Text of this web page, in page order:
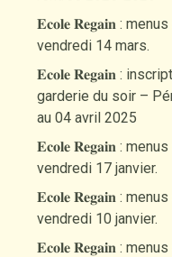
𝐄𝐜𝐨𝐥𝐞 𝐑𝐞𝐠𝐚𝐢𝐧 :
vendredi 14 mars.
𝐄𝐜𝐨𝐥𝐞 𝐑𝐞𝐠𝐚𝐢𝐧 :
garderie du soir –
au 04 avril 2025
𝐄𝐜𝐨𝐥𝐞 𝐑𝐞𝐠𝐚𝐢𝐧 :
vendredi 17 janvier.
𝐄𝐜𝐨𝐥𝐞 𝐑𝐞𝐠𝐚𝐢𝐧 :
vendredi 10 janvier.
𝐄𝐜𝐨𝐥𝐞 𝐑𝐞𝐠𝐚𝐢𝐧 :